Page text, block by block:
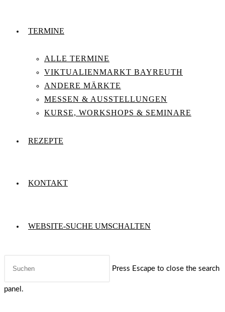
TERMINE
ALLE TERMINE
VIKTUALIENMARKT BAYREUTH
ANDERE MÄRKTE
MESSEN & AUSSTELLUNGEN
KURSE, WORKSHOPS & SEMINARE
REZEPTE
KONTAKT
WEBSITE-SUCHE UMSCHALTEN
Press Escape to close the search
panel.